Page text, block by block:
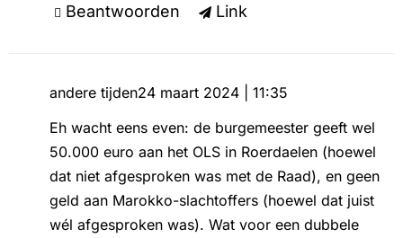
Beantwoorden Link
andere tijden24 maart 2024 | 11:35
Eh wacht eens even: de burgemeester geeft wel
50.000 euro aan het OLS in Roerdaelen (hoewel
dat niet afgesproken was met de Raad), en geen
geld aan Marokko-slachtoffers (hoewel dat juist
wél afgesproken was). Wat voor een dubbele